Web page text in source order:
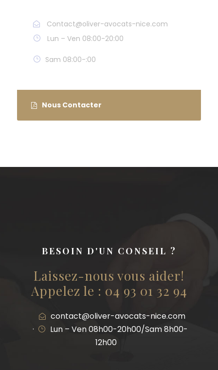
Contact@oliver-avocats-nice.com
Lun – Ven 08:00-20:00
Sam 08:00-:00
Nous Contacter
BESOIN D'UN CONSEIL ?
Laissez-nous vous aider!
Appelez le : 04 93 01 32 94
contact@oliver-avocats-nice.com
·
Lun – Ven 08h00-20h00/Sam 8h00-
12h00